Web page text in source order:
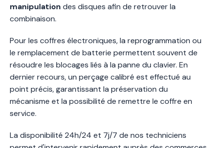
manipulation des disques afin de retrouver la
combinaison.
Pour les coffres électroniques, la reprogrammation ou
le remplacement de batterie permettent souvent de
résoudre les blocages liés à la panne du clavier. En
dernier recours, un perçage calibré est effectué au
point précis, garantissant la préservation du
mécanisme et la possibilité de remettre le coffre en
service.
La disponibilité 24h/24 et 7j/7 de nos techniciens